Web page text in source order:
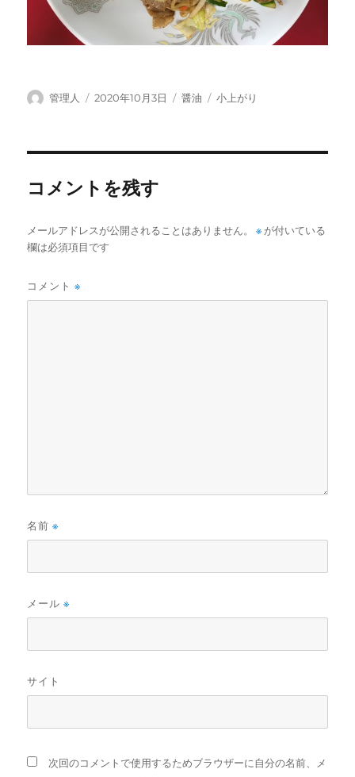
投
管理人
投
2020年10月3日
カ
醤油
タ
小上がり
コメントを残す
メールアドレスが公開されることはありません。 ※ が付いている
欄は必須項目です
コメント※
名前※
メール※
サイト
次回のコメントで使用するためブラウザーに自分の名前、メ